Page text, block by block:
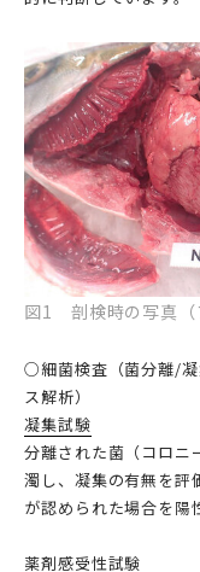
図1 剖検時の写真（
○細菌検査（菌分離/
ス解析）
凝集試験
分離された菌（コロニ
濁し、凝集の有無を評
が認められた場合を陽
薬剤感受性試験